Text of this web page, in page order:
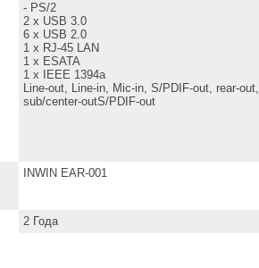
- PS/2
2 x USB 3.0
6 x USB 2.0
1 x RJ-45 LAN
1 x ESATA
1 x IEEE 1394a
Line-out, Line-in, Mic-in, S/PDIF-out, rear-out,
sub/center-outS/PDIF-out
INWIN EAR-001
2 Года